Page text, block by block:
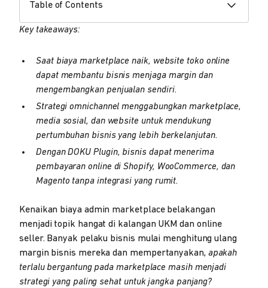
Table of Contents
Key takeaways:
Saat biaya marketplace naik, website toko online
dapat membantu bisnis menjaga margin dan
mengembangkan penjualan sendiri.
Strategi omnichannel menggabungkan marketplace,
media sosial, dan website untuk mendukung
pertumbuhan bisnis yang lebih berkelanjutan.
Dengan DOKU Plugin, bisnis dapat menerima
pembayaran online di Shopify, WooCommerce, dan
Magento tanpa integrasi yang rumit.
Kenaikan biaya admin marketplace belakangan
menjadi topik hangat di kalangan UKM dan online
seller. Banyak pelaku bisnis mulai menghitung ulang
margin bisnis mereka dan mempertanyakan, apakah
terlalu bergantung pada marketplace masih menjadi
strategi yang paling sehat untuk jangka panjang?